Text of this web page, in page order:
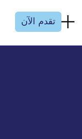
تقدم الآن